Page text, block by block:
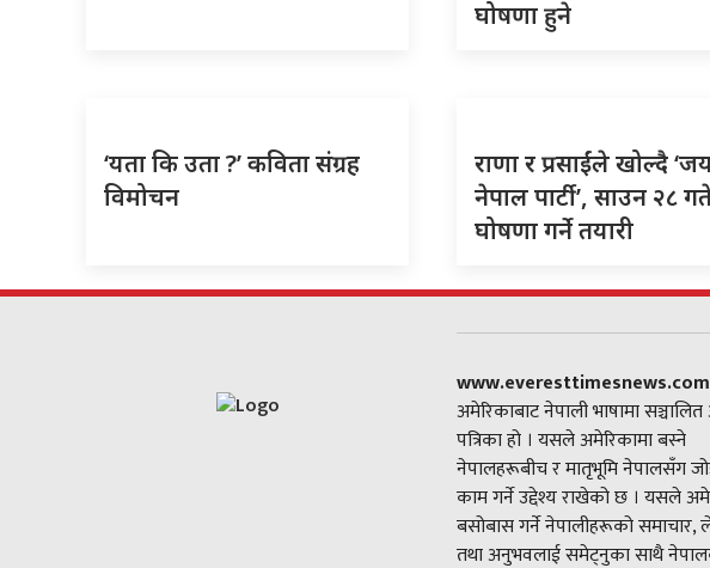
घोषणा हुने
‘यता कि उता ?’ कविता संग्रह
विमोचन
राणा र प्रसाईंले खोल्दै
नेपाल पार्टी’, साउन २८
घोषणा गर्ने तयारी
www.everesttimesnews.com
अमेरिकाबाट नेपाली भाषामा
पत्रिका हो । यसले अमेरिकामा बस्ने
नेपालहरूबीच र मातृभूमि नेपालसँग
काम गर्ने उद्देश्य राखेको छ । यसले
बसोबास गर्ने नेपालीहरूको समाचार,
तथा अनुभवलाई समेट्नुका साथै